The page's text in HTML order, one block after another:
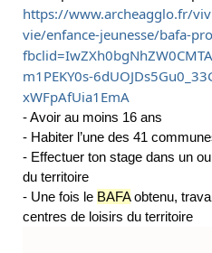
https://www.archeagglo.fr/
vie/enfance-jeunesse/bafa-
m1PEKY0s-
xWFpAfUia1EmA
- Avoir au moins 16 ans
- Habiter l’une des 41
- Effectuer ton stage dans un
du territoire
- Une fois le BAFAobtenu,
centres de loisirs du territoire